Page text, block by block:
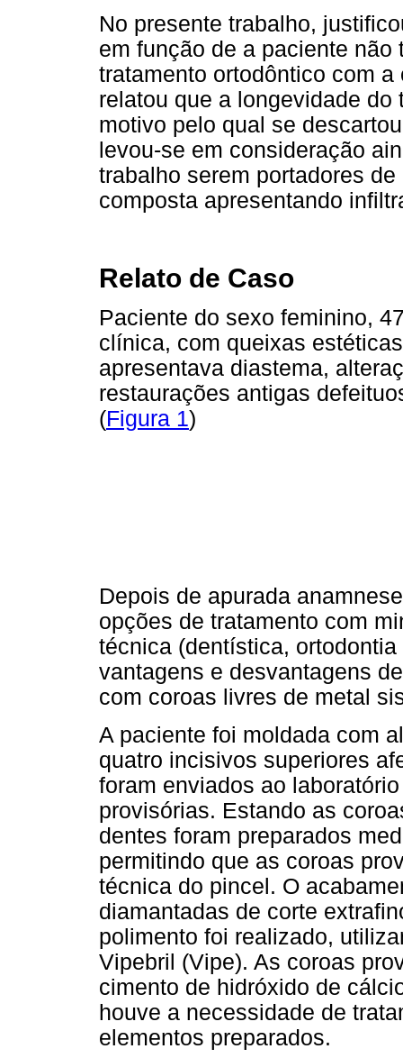
No presente trabalho,
em função de a paciente
tratamento ortodôntico com
relatou que a longevidade
motivo pelo qual se
levou-se em consideração
trabalho serem portadores
composta apresentando
Relato de Caso
Paciente do sexo feminino,
clínica, com queixas
apresentava diastema,
restaurações antigas
(Figura 1)
Depois de apurada
opções de tratamento com
técnica (dentística,
vantagens e desvantagens
com coroas livres de metal
A paciente foi moldada com
quatro incisivos superiores
foram enviados ao
provisórias. Estando as
dentes foram preparados
permitindo que as coroas
técnica do pincel. O
diamantadas de corte
polimento foi realizado,
Vipebril (Vipe). As coroas
cimento de hidróxido de
houve a necessidade de
elementos preparados.